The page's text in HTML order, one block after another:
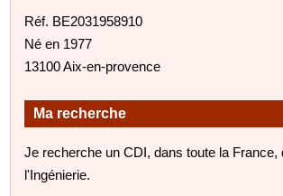
Réf. BE2031958910
Né en 1977
13100 Aix-en-provence
Ma recherche
Je recherche un CDI, dans toute la France,
l'Ingénierie.